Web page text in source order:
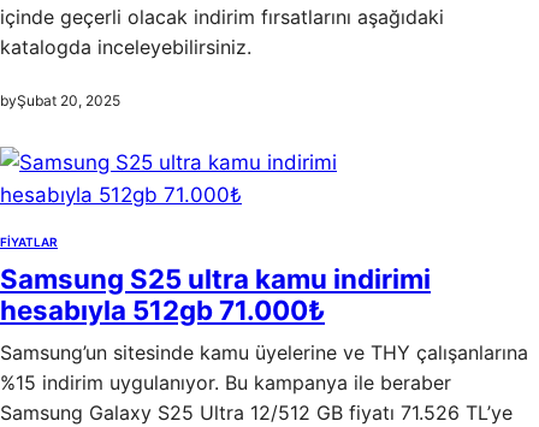
içinde geçerli olacak indirim fırsatlarını aşağıdaki
katalogda inceleyebilirsiniz.
byŞubat 20, 2025
FIYATLAR
Samsung S25 ultra kamu indirimi
hesabıyla 512gb 71.000₺
Samsung’un sitesinde kamu üyelerine ve THY çalışanlarına
%15 indirim uygulanıyor. Bu kampanya ile beraber
Samsung Galaxy S25 Ultra 12/512 GB fiyatı 71.526 TL’ye